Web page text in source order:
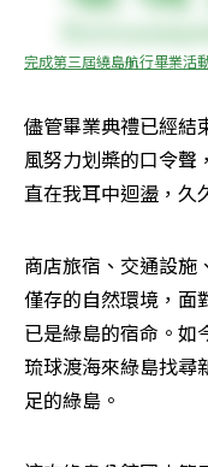
完成第三屆繞島航行畢業活
儘管畢業典禮已經結
風努力划槳的口令聲
直在我耳中迴盪，久
商店旅宿、交通設施
僅存的自然環境，面
已是綠島的宿命。如
琉球渡海來綠島找尋
足的綠島。